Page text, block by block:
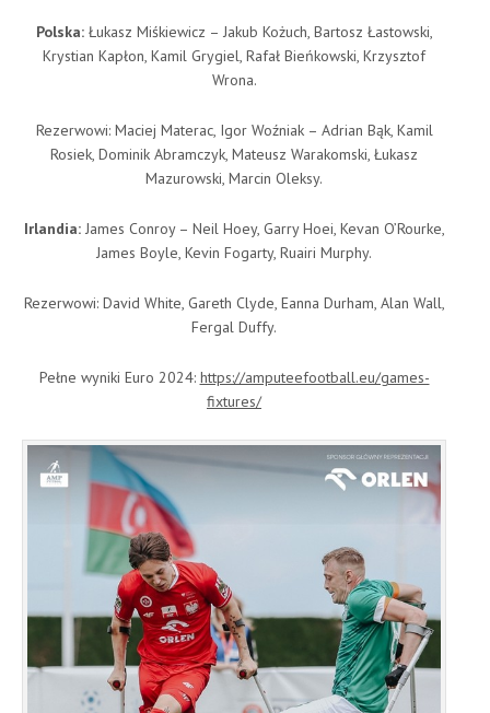
Polska: Łukasz Miśkiewicz – Jakub Kożuch, Bartosz Łastowski,
Krystian Kapłon, Kamil Grygiel, Rafał Bieńkowski, Krzysztof
Wrona.
Rezerwowi: Maciej Materac, Igor Woźniak – Adrian Bąk, Kamil
Rosiek, Dominik Abramczyk, Mateusz Warakomski, Łukasz
Mazurowski, Marcin Oleksy.
Irlandia: James Conroy – Neil Hoey, Garry Hoei, Kevan O’Rourke,
James Boyle, Kevin Fogarty, Ruairi Murphy.
Rezerwowi: David White, Gareth Clyde, Eanna Durham, Alan Wall,
Fergal Duffy.
Pełne wyniki Euro 2024: https://amputeefootball.eu/games-
fixtures/